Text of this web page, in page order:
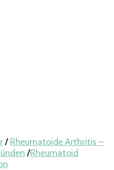
/ Rheumatoide Arthritis –
/Rheumatoid